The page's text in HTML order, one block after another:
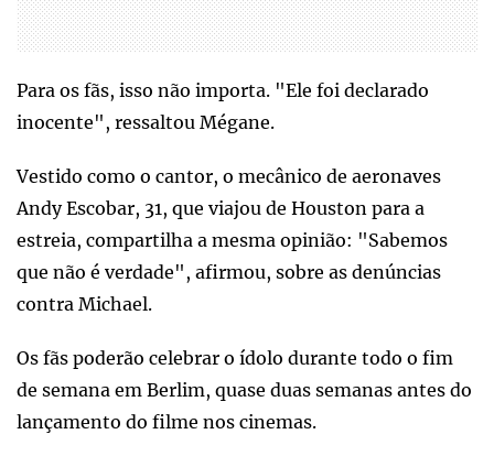
Para os fãs, isso não importa. "Ele foi declarado
inocente", ressaltou Mégane.
Vestido como o cantor, o mecânico de aeronaves
Andy Escobar, 31, que viajou de Houston para a
estreia, compartilha a mesma opinião: "Sabemos
que não é verdade", afirmou, sobre as denúncias
contra Michael.
Os fãs poderão celebrar o ídolo durante todo o fim
de semana em Berlim, quase duas semanas antes do
lançamento do filme nos cinemas.